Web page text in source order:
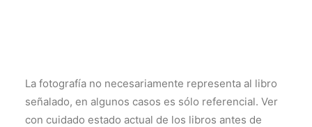
La fotografía no necesariamente representa al libro
señalado, en algunos casos es sólo referencial. Ver
con cuidado estado actual de los libros antes de